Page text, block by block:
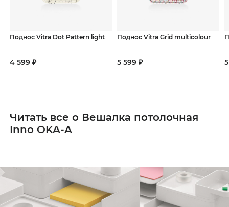
Поднос Vitra Dot Pattern light
4 599 ₽
Поднос Vitra Grid multicolour
5 599 ₽
Читать все о Вешалка потолочная
Inno OKA-A